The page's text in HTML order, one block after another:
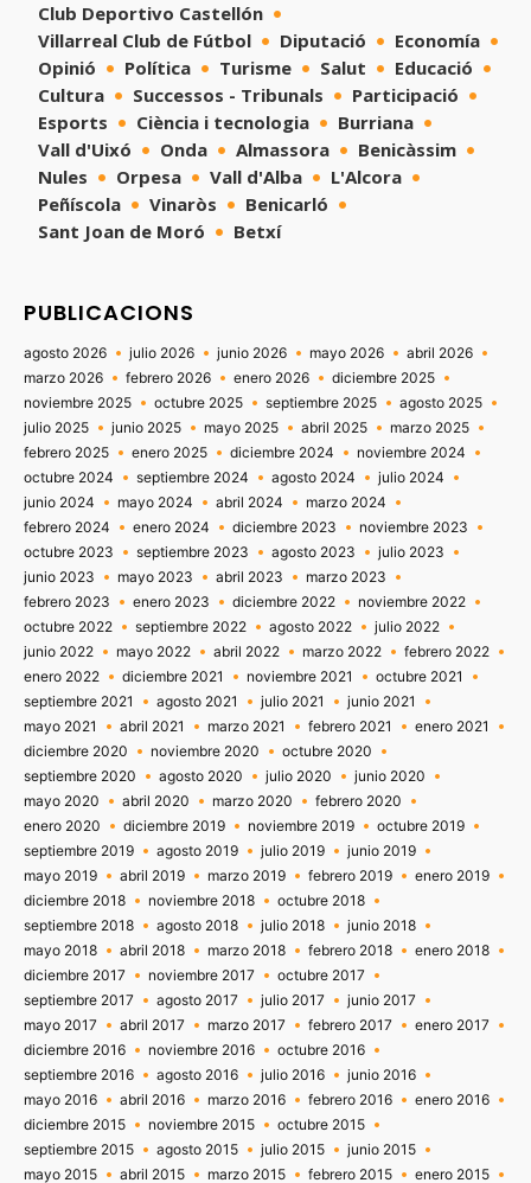
Club Deportivo Castellón
Villarreal Club de Fútbol
Diputació
Economía
Opinió
Política Turisme Salut
Educació
Cultura
Successos - Tribunals
Participació
Esports
Ciència i tecnologia
Burriana
Vall d'Uixó
Onda Almassora
Benicàssim
Nules
Orpesa Vall d'Alba
L'Alcora
Peñíscola
Vinaròs
Benicarló
Sant Joan de Moró
Betxí
PUBLICACIONS
agosto 2026 julio 2026 junio 2026 mayo 2026
abril 2026
marzo 2026
febrero 2026 enero 2026
diciembre 2025
noviembre 2025
octubre 2025 septiembre 2025
agosto 2025
julio 2025
junio 2025 mayo 2025 abril 2025
marzo 2025
febrero 2025
enero 2025 diciembre 2024
noviembre 2024
octubre 2024
septiembre 2024 agosto 2024
julio 2024
junio 2024
mayo 2024 abril 2024
marzo 2024
febrero 2024
enero 2024 diciembre 2023
noviembre 2023
octubre 2023
septiembre 2023 agosto 2023
julio 2023
junio 2023
mayo 2023 abril 2023
marzo 2023
febrero 2023
enero 2023 diciembre 2022
noviembre 2022
octubre 2022
septiembre 2022 agosto 2022
julio 2022
junio 2022
mayo 2022 abril 2022 marzo 2022
febrero 2022
enero 2022
diciembre 2021 noviembre 2021
octubre 2021
septiembre 2021
agosto 2021 julio 2021
junio 2021
mayo 2021
abril 2021 marzo 2021 febrero 2021
enero 2021
diciembre 2020
noviembre 2020
octubre 2020
septiembre 2020
agosto 2020 julio 2020
junio 2020
mayo 2020
abril 2020 marzo 2020
febrero 2020
enero 2020
diciembre 2019 noviembre 2019
octubre 2019
septiembre 2019
agosto 2019 julio 2019
junio 2019
mayo 2019
abril 2019 marzo 2019 febrero 2019
enero 2019
diciembre 2018
noviembre 2018
octubre 2018
septiembre 2018
agosto 2018 julio 2018
junio 2018
mayo 2018
abril 2018 marzo 2018 febrero 2018
enero 2018
diciembre 2017
noviembre 2017
octubre 2017
septiembre 2017
agosto 2017 julio 2017
junio 2017
mayo 2017
abril 2017 marzo 2017 febrero 2017
enero 2017
diciembre 2016
noviembre 2016
octubre 2016
septiembre 2016
agosto 2016 julio 2016
junio 2016
mayo 2016
abril 2016 marzo 2016 febrero 2016
enero 2016
diciembre 2015
noviembre 2015
octubre 2015
septiembre 2015
agosto 2015 julio 2015
junio 2015
mayo 2015
abril 2015 marzo 2015 febrero 2015 enero 2015